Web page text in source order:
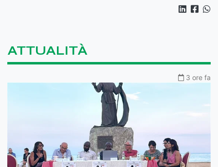
ATTUALITÀ
3 ore fa